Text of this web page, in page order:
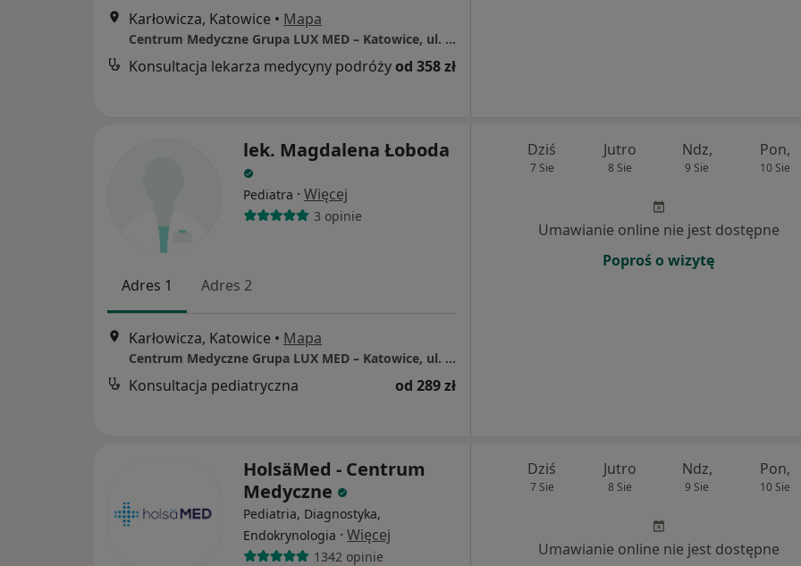
Karłowicza, Katowice • Mapa
Centrum Medyczne Grupa LUX MED – Katowice, ul. Karłowicza 11
Konsultacja lekarza medycyny podróżyod 358 zł
lek. Magdalena Łoboda
Pediatra · Więcej
3 opinie
Adres 1 Adres 2
Karłowicza, Katowice • Mapa
Centrum Medyczne Grupa LUX MED – Katowice, ul. Karłowicza 11
Konsultacja pediatryczna od 289 zł
Dziś
7 Sie
Jutro
8 Sie
Ndz,
9 Sie
Pon,
10 Sie
Umawianie online nie jest dostępne
Poproś o wizytę
HolsäMed - Centrum
Medyczne
Pediatria, Diagnostyka,
Endokrynologia · Więcej
1342 opinie
Dziś
7 Sie
Jutro
8 Sie
Ndz,
9 Sie
Pon,
10 Sie
Umawianie online nie jest dostępne